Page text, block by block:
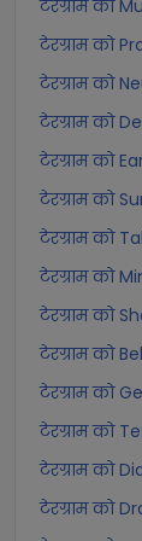
टेरग्राम को
टेरग्राम को
टेरग्राम को
टेरग्राम को
टेरग्राम को
टेरग्राम को
टेरग्राम को
टेरग्राम को
टेरग्राम को
टेरग्राम को
टेरग्राम को
टेरग्राम को
टेरग्राम को
टेरग्राम को